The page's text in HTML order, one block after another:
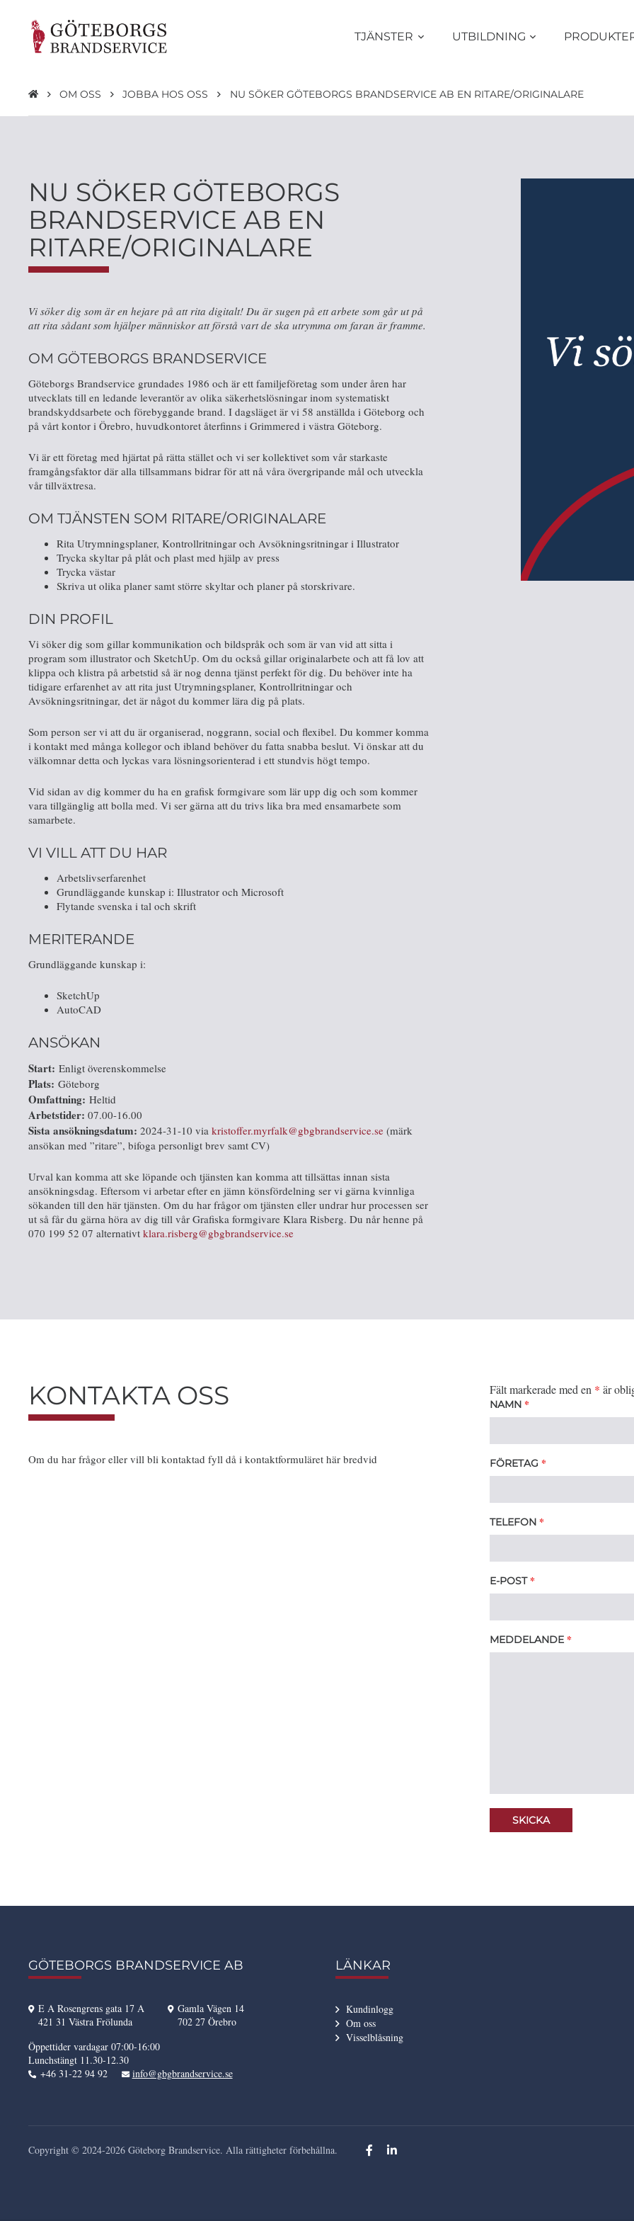
TJÄNSTER UTBILDNING
OM OSS JOBBA HOS OSS NU SÖKER GÖTEBORGS BRANDSERVICE AB EN RITARE/ORIGINALARE
NU SÖKER GÖTEBORGS
BRANDSERVICE AB EN
RITARE/ORIGINALARE
Vi söker dig som är en hejare på att rita digitalt! Du är sugen på ett arbete som går ut på
att rita sådant som hjälper människor att förstå vart de ska utrymma om faran är framme.
OM GÖTEBORGS BRANDSERVICE
Göteborgs Brandservice grundades 1986 och är ett familjeföretag som under åren har
utvecklats till en ledande leverantör av olika säkerhetslösningar inom systematiskt
brandskyddsarbete och förebyggande brand. I dagsläget är vi 58 anställda i Göteborg och
på vårt kontor i Örebro, huvudkontoret återfinns i Grimmered i västra Göteborg.
Vi är ett företag med hjärtat på rätta stället och vi ser kollektivet som vår starkaste
framgångsfaktor där alla tillsammans bidrar för att nå våra övergripande mål och utveckla
vår tillväxtresa.
OM TJÄNSTEN SOM RITARE/ORIGINALARE
Rita Utrymningsplaner, Kontrollritningar och Avsökningsritningar i Illustrator
Trycka skyltar på plåt och plast med hjälp av press
Trycka västar
Skriva ut olika planer samt större skyltar och planer på storskrivare.
DIN PROFIL
Vi söker dig som gillar kommunikation och bildspråk och som är van vid att sitta i
program som illustrator och SketchUp. Om du också gillar originalarbete och att få lov att
klippa och klistra på arbetstid så är nog denna tjänst perfekt för dig. Du behöver inte ha
tidigare erfarenhet av att rita just Utrymningsplaner, Kontrollritningar och
Avsökningsritningar, det är något du kommer lära dig på plats.
Som person ser vi att du är organiserad, noggrann, social och flexibel. Du kommer komma
i kontakt med många kollegor och ibland behöver du fatta snabba beslut. Vi önskar att du
välkomnar detta och lyckas vara lösningsorienterad i ett stundvis högt tempo.
Vid sidan av dig kommer du ha en grafisk formgivare som lär upp dig och som kommer
vara tillgänglig att bolla med. Vi ser gärna att du trivs lika bra med ensamarbete som
samarbete.
VI VILL ATT DU HAR
Arbetslivserfarenhet
Grundläggande kunskap i: Illustrator och Microsoft
Flytande svenska i tal och skrift
MERITERANDE
Grundläggande kunskap i:
SketchUp
AutoCAD
ANSÖKAN
Start: Enligt överenskommelse
Plats: Göteborg
Omfattning: Heltid
Arbetstider: 07.00-16.00
Sista ansökningsdatum: 2024-31-10 via kristoffer.myrfalk@gbgbrandservice.se (märk
ansökan med ”ritare”, bifoga personligt brev samt CV)
Urval kan komma att ske löpande och tjänsten kan komma att tillsättas innan sista
ansökningsdag. Eftersom vi arbetar efter en jämn könsfördelning ser vi gärna kvinnliga
sökanden till den här tjänsten. Om du har frågor om tjänsten eller undrar hur processen ser
ut så får du gärna höra av dig till vår Grafiska formgivare Klara Risberg. Du når henne på
070 199 52 07 alternativt klara.risberg@gbgbrandservice.se
KONTAKTA OSS
Om du har frågor eller vill bli kontaktad fyll då i kontaktformuläret här bredvid
Fält markerade med en * är
NAMN *
FÖRETAG *
TELEFON *
E-POST *
MEDDELANDE *
GÖTEBORGS BRANDSERVICE AB
E A Rosengrens gata 17 A
421 31 Västra Frölunda
Gamla Vägen 14
702 27 Örebro
Öppettider vardagar 07:00-16:00
Lunchstängt 11.30-12.30
+46 31-22 94 92
info@gbgbrandservice.se
LÄNKAR
Kundinlogg
Om oss
Visselblåsning
Copyright © 2024-2026 Göteborg Brandservice. Alla rättigheter förbehållna.